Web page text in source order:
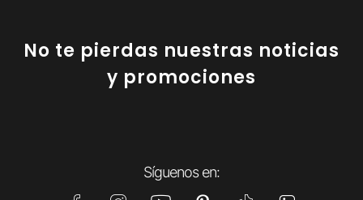
No te pierdas nuestras noticias
y promociones